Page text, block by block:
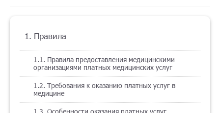
О проекте
Контакты
Помощь
1. Правила
1.1. Правила предоставления медицинскими
организациями платных медицинских услуг
1.2. Требования к оказанию платных услуг в
медицине